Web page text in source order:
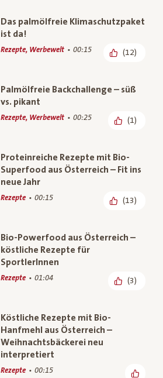
Das palmölfreie Klimaschutzpaket
ist da!
Rezepte, Werbewelt 00:15 (12)
Palmölfreie Backchallenge – süß
vs. pikant
Rezepte, Werbewelt 00:25 (1)
Proteinreiche Rezepte mit Bio-
Superfood aus Österreich – Fit ins
neue Jahr
Rezepte 00:15 (13)
Bio-Powerfood aus Österreich –
köstliche Rezepte für
SportlerInnen
Rezepte 01:04 (3)
Köstliche Rezepte mit Bio-
Hanfmehl aus Österreich –
Weihnachtsbäckerei neu
interpretiert
Rezepte 00:15